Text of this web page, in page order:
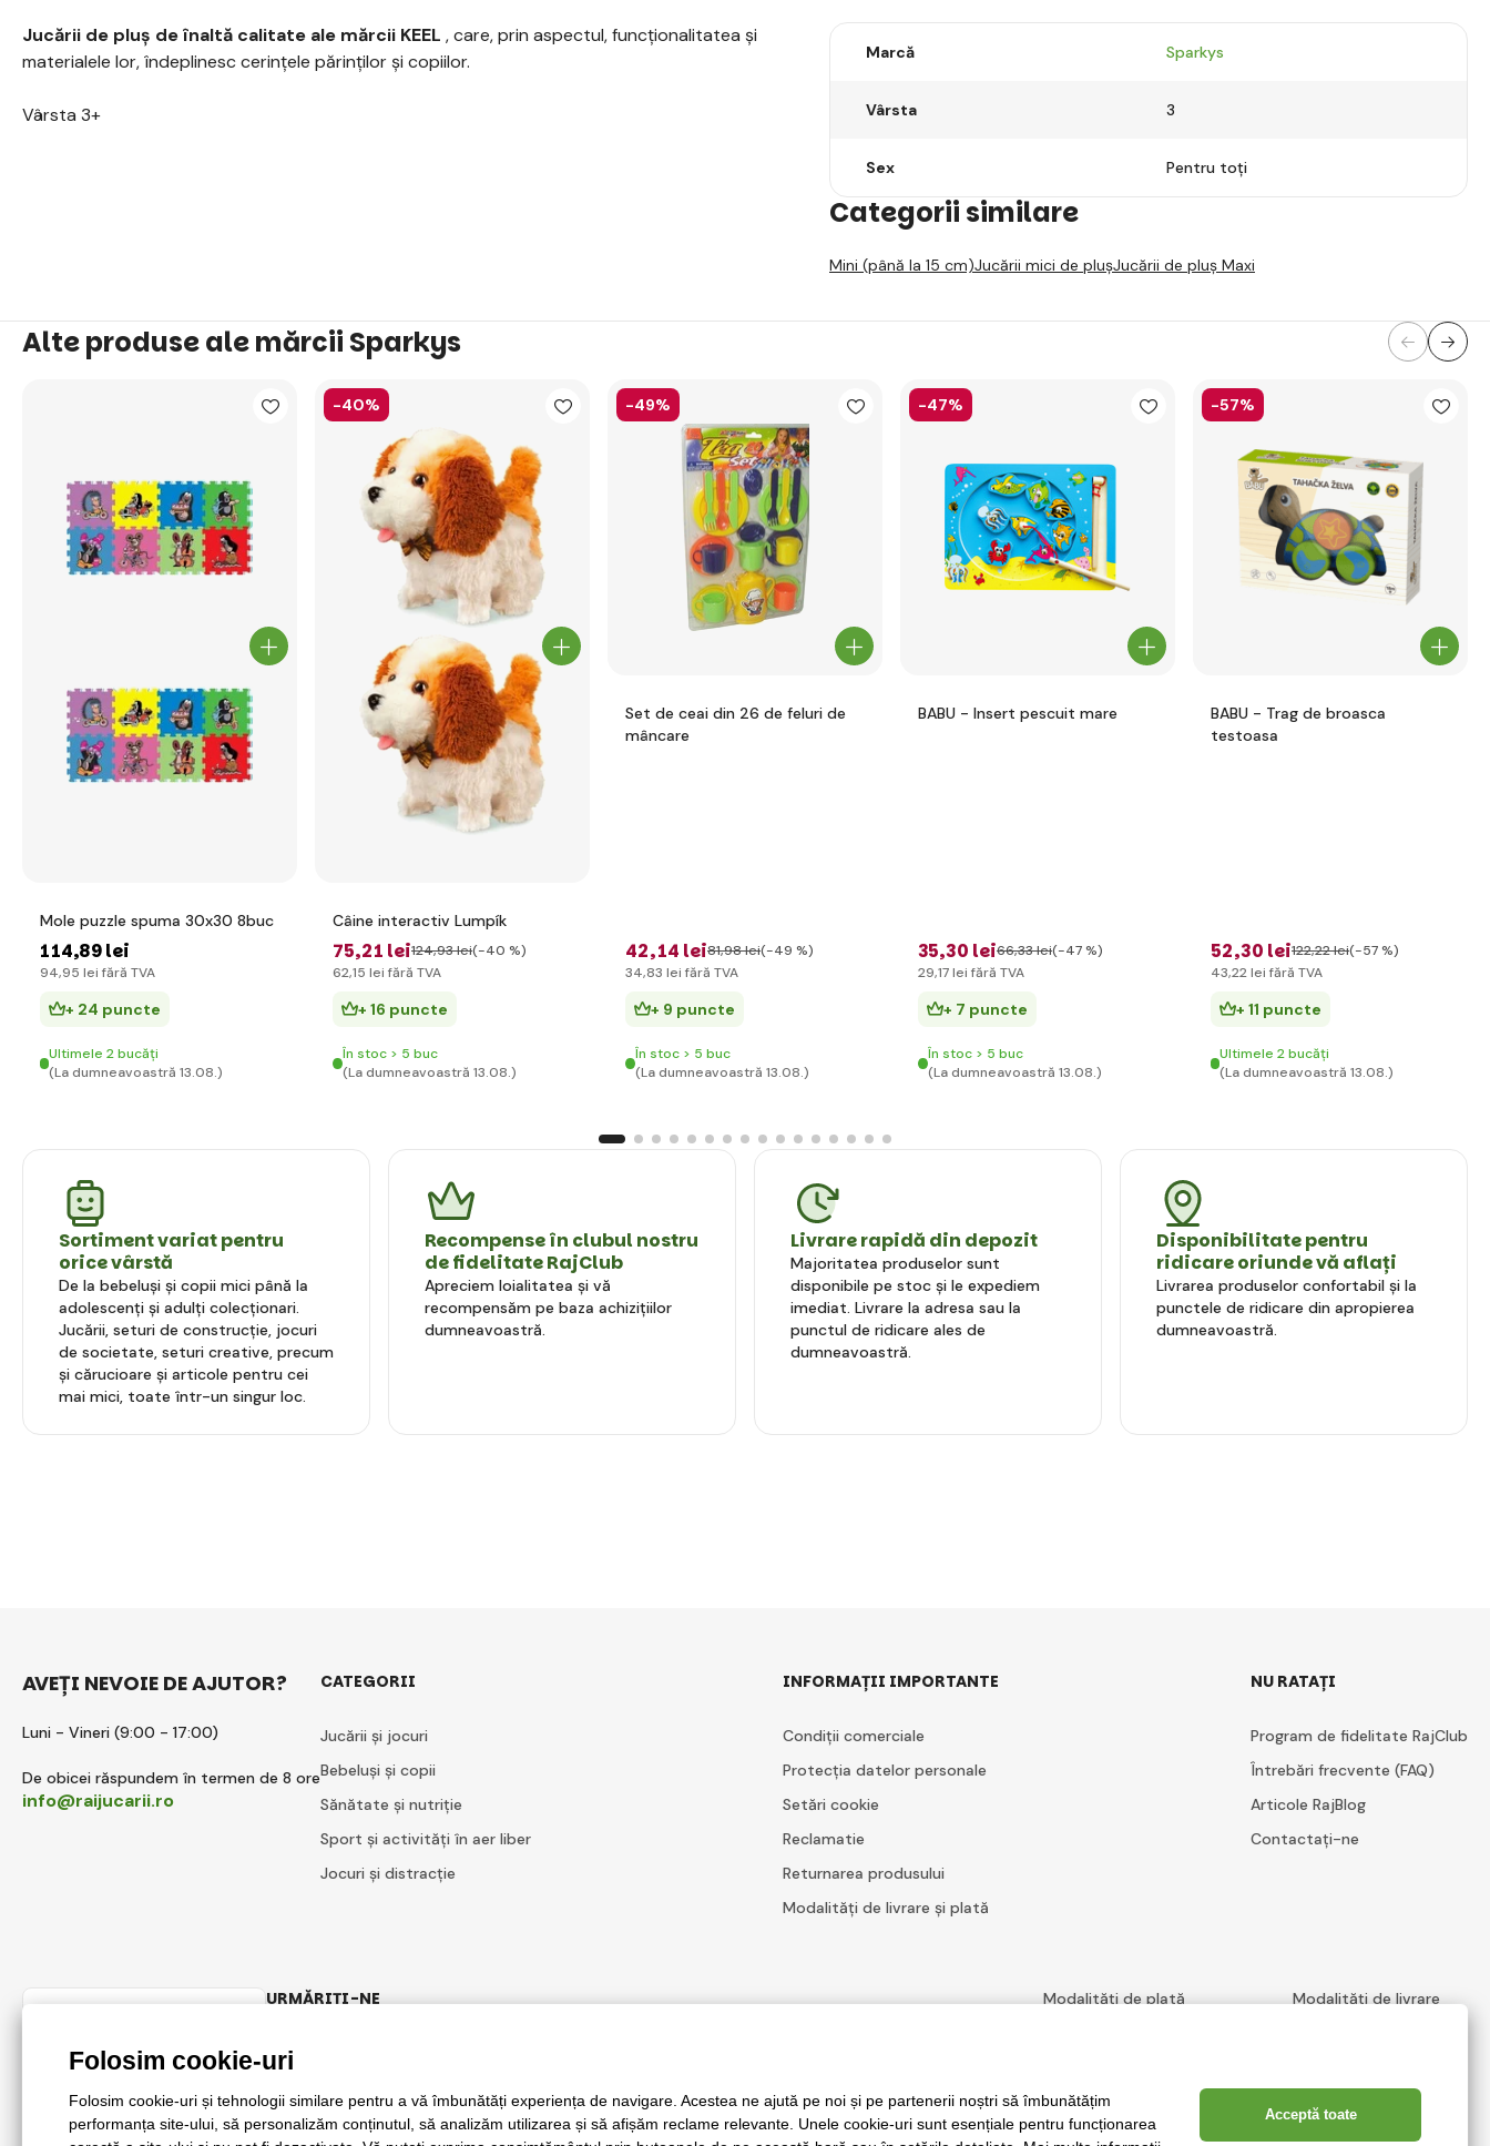
Jucării de pluș de înaltă calitate ale mărcii KEEL , care, prin aspectul, funcționalitatea și
materialele lor, îndeplinesc cerințele părinților și copiilor.
Vârsta 3+
Marcă Sparkys
Vârsta 3
Sex Pentru toți
Categorii similare
Mini (până la 15 cm)Jucării mici de plușJucării de pluș Maxi
Alte produse ale mărcii Sparkys
Mole puzzle spuma 30x30 8buc
114,89 lei
94,95 lei fără TVA
+ 24 puncte
Ultimele 2 bucăți
(La dumneavoastră 13.08.)
-40%
Câine interactiv Lumpík
75,21 lei124,93 lei(-40 %)
62,15 lei fără TVA
+ 16 puncte
În stoc > 5 buc
(La dumneavoastră 13.08.)
-49%
Set de ceai din 26 de feluri de
mâncare
42,14 lei81,98 lei(-49 %)
34,83 lei fără TVA
+ 9 puncte
În stoc > 5 buc
(La dumneavoastră 13.08.)
-47%
BABU - Insert pescuit mare
35,30 lei66,33 lei(-47 %)
29,17 lei fără TVA
+ 7 puncte
În stoc > 5 buc
(La dumneavoastră 13.08.)
-57%
BABU - Trag de broasca
testoasa
52,30 lei122,22 lei(-57 %)
43,22 lei fără TVA
+ 11 puncte
Ultimele 2 bucăți
(La dumneavoastră 13.08.)
Sortiment variat pentru
orice vârstă
De la bebeluși și copii mici până la
adolescenți și adulți colecționari.
Jucării, seturi de construcție, jocuri
de societate, seturi creative, precum
și cărucioare și articole pentru cei
mai mici, toate într-un singur loc.
Recompense în clubul nostru
de fidelitate RajClub
Apreciem loialitatea și vă
recompensăm pe baza achizițiilor
dumneavoastră.
Livrare rapidă din depozit
Majoritatea produselor sunt
disponibile pe stoc și le expediem
imediat. Livrare la adresa sau la
punctul de ridicare ales de
dumneavoastră.
Disponibilitate pentru
ridicare oriunde vă aflați
Livrarea produselor confortabil și la
punctele de ridicare din apropierea
dumneavoastră.
AVEȚI NEVOIE DE AJUTOR?
Luni - Vineri (9:00 - 17:00)
De obicei răspundem în termen de 8 ore
info@raijucarii.ro
CATEGORII
Jucării și jocuri
Bebeluși și copii
Sănătate și nutriție
Sport și activități în aer liber
Jocuri și distracție
INFORMAȚII IMPORTANTE
Condiții comerciale
Protecția datelor personale
Setări cookie
Reclamatie
Returnarea produsului
Modalități de livrare și plată
NU RATAȚI
Program de fidelitate RajClub
Întrebări frecvente (FAQ)
Articole RajBlog
Contactați-ne
URMĂRIȚI-NE Modalități de plată Modalități de livrare